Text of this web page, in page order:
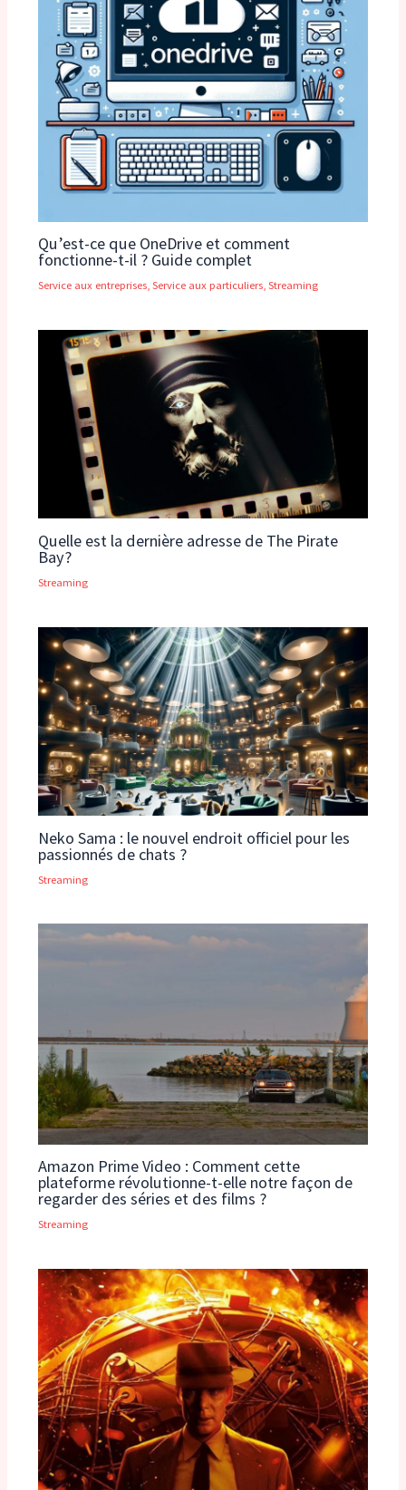
Qu’est-ce que OneDrive et comment
fonctionne-t-il ? Guide complet
Service aux entreprises,Service aux particuliers,Streaming
Quelle est la dernière adresse de The Pirate
Bay?
Streaming
Neko Sama : le nouvel endroit officiel pour les
passionnés de chats ?
Streaming
Amazon Prime Video : Comment cette
plateforme révolutionne-t-elle notre façon de
regarder des séries et des films ?
Streaming